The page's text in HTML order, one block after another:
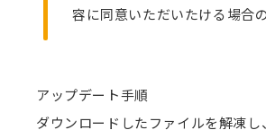
容に同意いただいたける場合
アップデート手順
ダウンロードしたファイルを解凍